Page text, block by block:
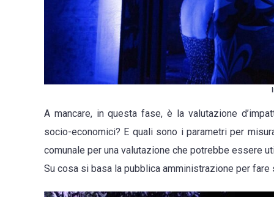
A mancare, in questa fase, è la valutazione
socio-economici? E quali sono i parametri per
comunale per una valutazione che potrebbe essere
Su cosa si basa la pubblica amministrazione per